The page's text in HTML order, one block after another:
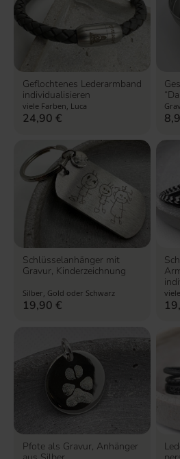
Geflochtenes Lederarmband
individualisieren
viele Farben, Luca
24,90 €
Schlüsselanhänger mit
Gravur, Kinderzeichnung
Silber, Gold oder Schwarz
19,90 €
Pfote als Gravur, Anhänger